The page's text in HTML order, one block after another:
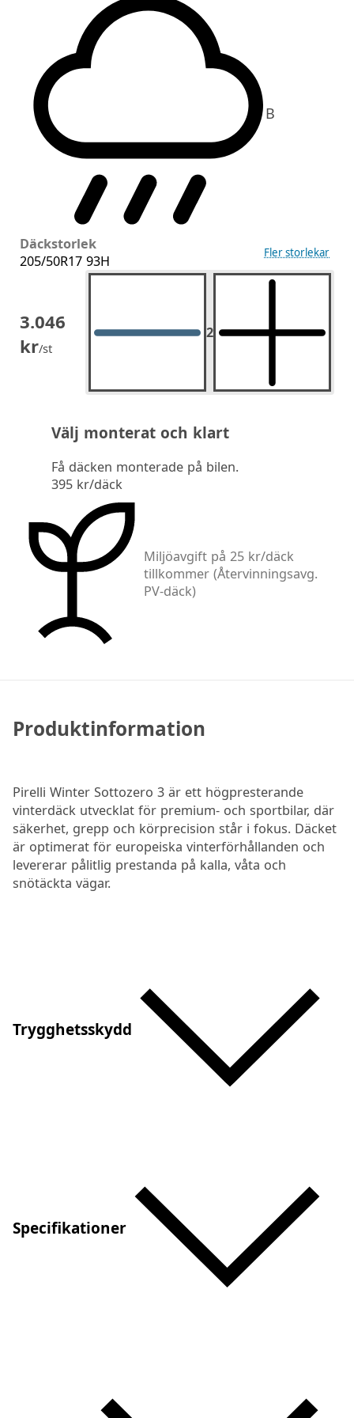
B
Däckstorlek
205/50R17 93H
Fler storlekar
3.046
kr/st
2 2st.
Välj monterat och klart
Få däcken monterade på bilen.
395 kr/däck
Miljöavgift på 25 kr/däck
tillkommer (Återvinningsavg.
PV-däck)
Produktinformation
Pirelli Winter Sottozero 3 är ett högpresterande
vinterdäck utvecklat för premium- och sportbilar, där
säkerhet, grepp och körprecision står i fokus. Däcket
är optimerat för europeiska vinterförhållanden och
levererar pålitlig prestanda på kalla, våta och
snötäckta vägar.
Trygghetsskydd
Specifikationer